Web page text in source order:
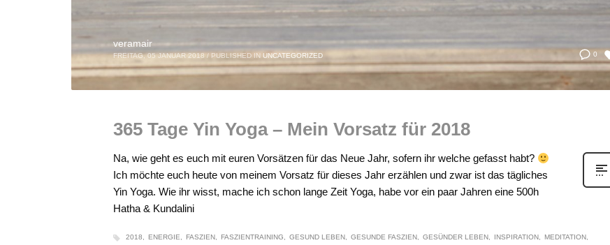
0
veramair
FREITAG, 05 JANUAR 2018 / PUBLISHED IN UNCATEGORIZED
365 Tage Yin Yoga – Mein Vorsatz für 2018
Na, wie geht es euch mit euren Vorsätzen für das Neue Jahr, sofern ihr welche gefasst habt?
Ich möchte euch heute von meinem Vorsatz für dieses Jahr erzählen und zwar ist das tägliches
Yin Yoga. Wie ihr wisst, mache ich schon lange Zeit Yoga, habe vor ein paar Jahren eine 500h
Hatha & Kundalini
2018 ENERGIE FASZIEN FASZIENTRAINING GESUND LEBEN GESUNDE FASZIEN GESÜNDER LEBEN INSPIRATION
MEDITATION